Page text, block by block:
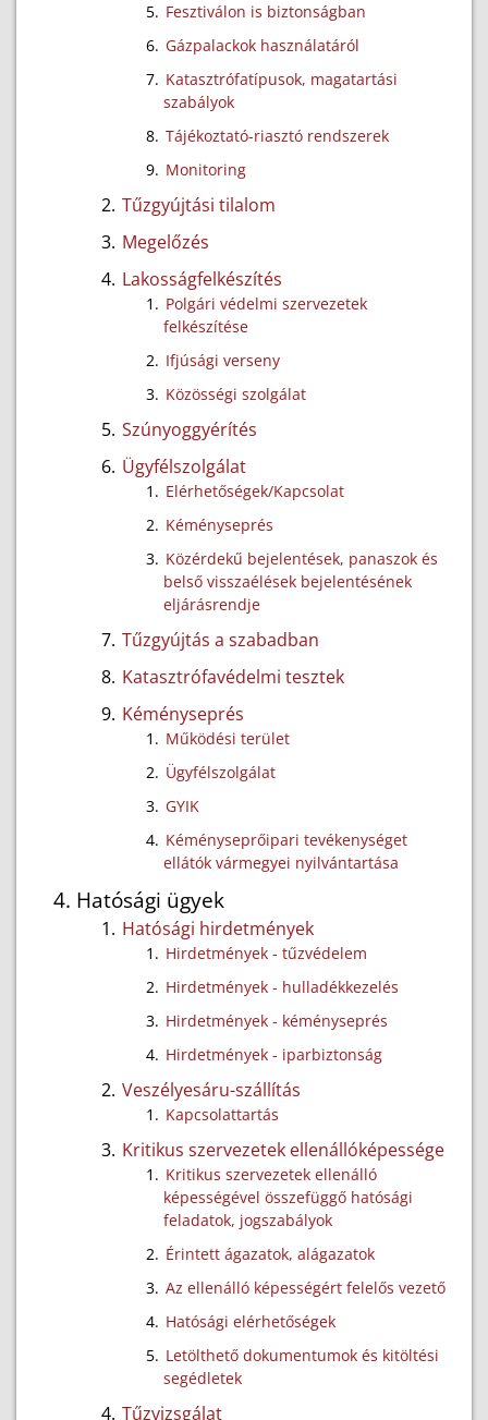
Fesztiválon is biztonságban
Gázpalackok használatáról
Katasztrófatípusok, magatartási
szabályok
Tájékoztató-riasztó rendszerek
Monitoring
Tűzgyújtási tilalom
Megelőzés
Lakosságfelkészítés
Polgári védelmi szervezetek
felkészítése
Ifjúsági verseny
Közösségi szolgálat
Szúnyoggyérítés
Ügyfélszolgálat
Elérhetőségek/Kapcsolat
Kéményseprés
Közérdekű bejelentések, panaszok és
belső visszaélések bejelentésének
eljárásrendje
Tűzgyújtás a szabadban
Katasztrófavédelmi tesztek
Kéményseprés
Működési terület
Ügyfélszolgálat
GYIK
Kéményseprőipari tevékenységet
ellátók vármegyei nyilvántartása
Hatósági ügyek
Hatósági hirdetmények
Hirdetmények - tűzvédelem
Hirdetmények - hulladékkezelés
Hirdetmények - kéményseprés
Hirdetmények - iparbiztonság
Veszélyesáru-szállítás
Kapcsolattartás
Kritikus szervezetek ellenállóképessége
Kritikus szervezetek ellenálló
képességével összefüggő hatósági
feladatok, jogszabályok
Érintett ágazatok, alágazatok
Az ellenálló képességért felelős vezető
Hatósági elérhetőségek
Letölthető dokumentumok és kitöltési
segédletek
Tűzvizsgálat